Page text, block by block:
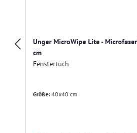
Unger MicroWipe Lite -
cm
Fenstertuch
Größe: 40x40 cm